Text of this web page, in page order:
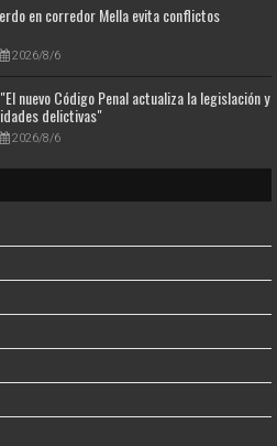
en corredor Mella evita conflictos
2026/8/6
nuevo Código Penal actualiza la legislación y
delictivas"
2026/8/6